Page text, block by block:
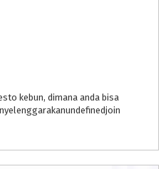
kebun, dimana anda bisa